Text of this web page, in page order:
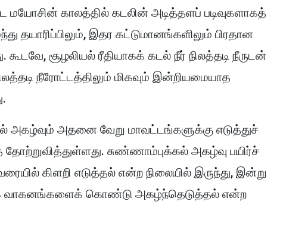
மயோசின் காலத்தில் கடலின் அடித்தளப் படிவுகளாகத்
தயாரிப்பிலும், இதர கட்டுமானங்களிலும் பிரதான
கூடவே, சூழலியல் ரீதியாகக் கடல் நீர் நிலத்தடி நீருடன்
நீரோட்டத்திலும் மிகவும் இன்றியமையாத
அகழ்வும் அதனை வேறு மாவட்டங்களுக்கு எடுத்துச்
சுண்ணாம்புக்கல் அகழ்வு பயிர்ச்
கிளறி எடுத்தல் என்ற நிலையில் இருந்து, இன்று
வாகனங்களைக் கொண்டு அகழ்ந்தெடுத்தல் என்ற